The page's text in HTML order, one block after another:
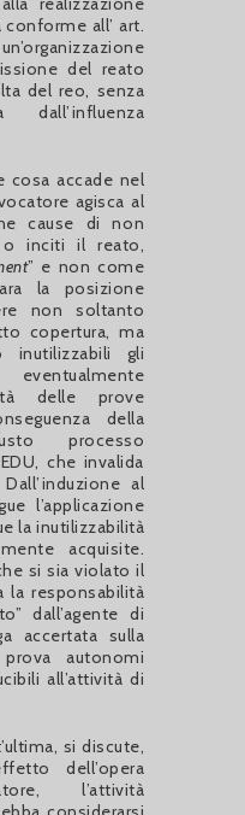
all’ art.
del reato
del reo, senza
dall’influenza
cosa accade nel
agisca al
cause di non
o inciti il reato,
” e non come
la posizione
non soltanto
copertura, ma
inutilizzabili gli
delle prove
della
processo
che invalida
al
l’applicazione
la inutilizzabilità
acquisite.
si sia violato il
la responsabilità
dall’agente di
accertata sulla
autonomi
all’attività di
si discute,
dell’opera
l’attività